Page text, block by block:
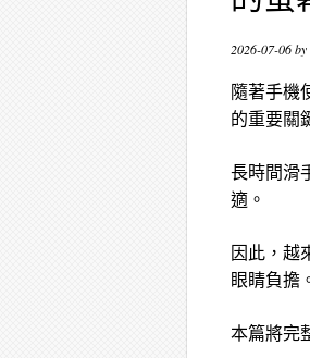
2026-07-06by
隨著手機
的重要關
長時間滑
適。
因此，越
眼睛負擔
本篇將完